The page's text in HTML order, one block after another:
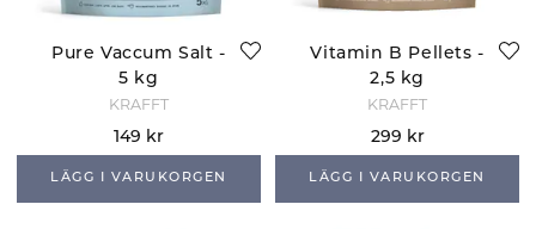
Pure Vaccum Salt -
5 kg
KRAFFT
149 kr
LÄGG I VARUKORGEN
Vitamin B Pellets -
2,5 kg
KRAFFT
299 kr
LÄGG I VARUKORGEN